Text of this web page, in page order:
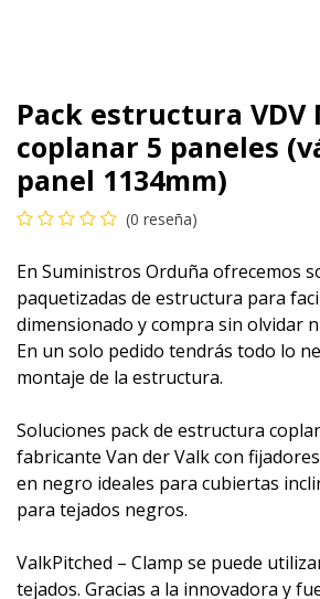
Pack estructura VDV
coplanar 5 paneles
panel 1134mm)
(0 reseña)
En Suministros Orduña ofrecemos
paquetizadas de estructura para
dimensionado y compra sin olvidar
En un solo pedido tendrás todo lo
montaje de la estructura.
Soluciones pack de estructura
fabricante Van der Valk con
en negro ideales para cubiertas
para tejados negros.
ValkPitched – Clamp se puede
tejados. Gracias a la innovadora y